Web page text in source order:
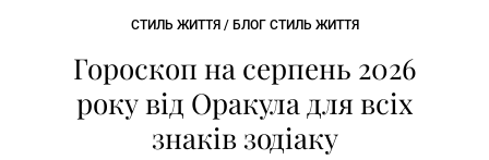
СТИЛЬ ЖИТТЯ / БЛОГ СТИЛЬ ЖИТТЯ
Гороскоп на серпень 2026
року від Оракула для всіх
знаків зодіаку